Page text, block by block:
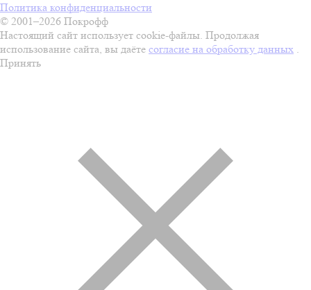
Политика конфиденциальности
© 2001–2026 Покрофф
Настоящий сайт использует cookie-файлы. Продолжая
использование сайта, вы даёте согласие на обработку данных .
Принять